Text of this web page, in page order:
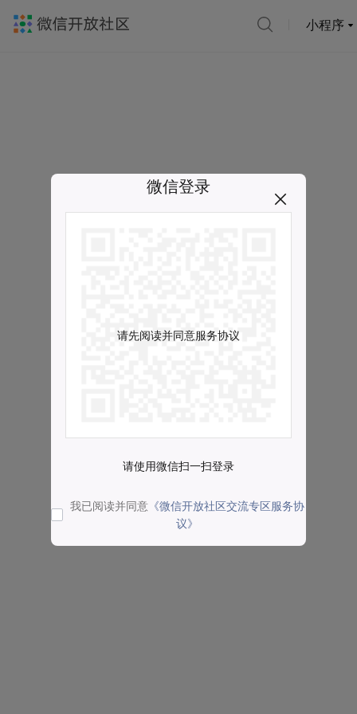
小程序
微信登录
请先阅读并同意服务协议
请使用微信扫一扫登录
我已阅读并同意 《微信开放社区交流专区服务协
议》